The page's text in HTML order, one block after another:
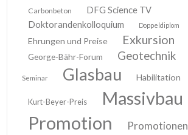
Carbonbeton
DFG Science TV
Doktorandenkolloquium
Doppeldiplom
Ehrungen und Preise Exkursion
George-Bähr-Forum
Geotechnik
Seminar Glasbau Habilitation
Kurt-Beyer-Preis Massivbau
Promotion Promotionen